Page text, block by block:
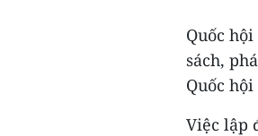
Quốc
sách,
Quốc
Việc lập